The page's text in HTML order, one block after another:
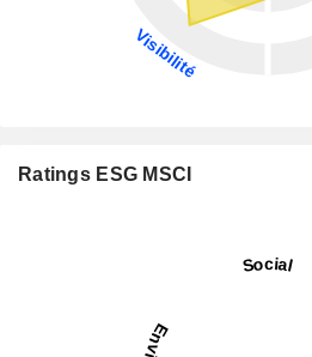
Ratings ESG MSCI